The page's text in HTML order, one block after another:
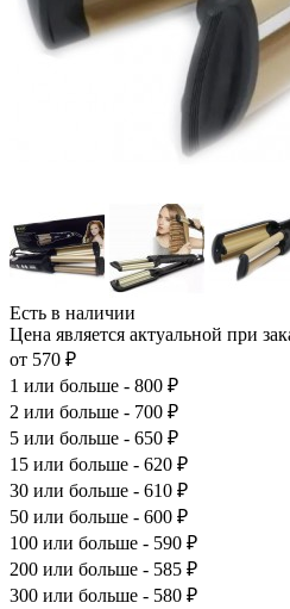
Есть в наличии
Цена является актуальной при
от 570 ₽
1 или больше - 800 ₽
2 или больше - 700 ₽
5 или больше - 650 ₽
15 или больше - 620 ₽
30 или больше - 610 ₽
50 или больше - 600 ₽
100 или больше - 590 ₽
200 или больше - 585 ₽
300 или больше - 580 ₽